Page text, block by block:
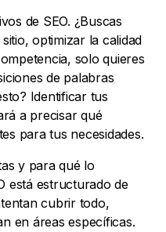
de SEO. ¿Buscas
optimizar la calidad
solo quieres
de palabras
Identificar tus
a precisar qué
para tus necesidades.
y para qué lo
está estructurado de
cubrir todo,
en áreas específicas.